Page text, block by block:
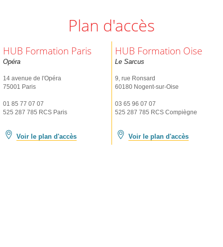
Plan d'accès
HUB Formation Paris
Opéra
14 avenue de l'Opéra
75001 Paris
01 85 77 07 07
525 287 785 RCS Paris
Voir le plan d'accès
HUB Formation Oise
Le Sarcus
9, rue Ronsard
60180 Nogent-sur-Oise
03 65 96 07 07
525 287 785 RCS Compiègne
Voir le plan d'accès